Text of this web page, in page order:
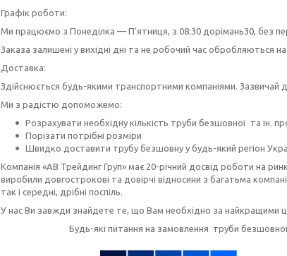
Графік роботи:
Ми працюємо з Понеділка — П'ятниця, з 08:30 дорімань30, без
Заказа залишені у вихідні дні та не робочий час обробляються
Доставка:
Здійснюється будь-якими транспортними компаніями. Зазвичай
Ми з радістю допоможемо:
Розрахувати необхідну кількість труби безшовної та ін.
Порізати потрібні розміри
Швидко доставити трубу безшовну у будь-який регіон
Компанія «АВ Трейдинг Груп» має 20-річний досвід роботи на
виробили довгострокові та довірчі відносини з багатьма
так і середні, дрібні поспіль.
У нас Ви завжди знайдете те, що Вам необхідно за найкращими
Будь-які питання на замовлення труби